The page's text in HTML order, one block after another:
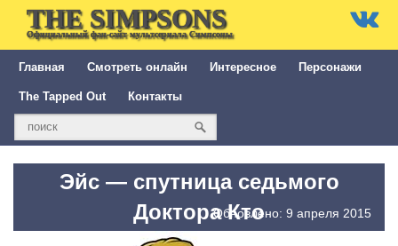
THE SIMPSONS
Официальный фан-сайт мультсериала Симпсоны
Главная Смотреть онлайн Интересное Персонажи
The Tapped Out Контакты
Эйс — спутница седьмого
Доктора КтоОбновлено: 9 апреля 2015